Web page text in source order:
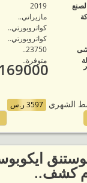
2019
مازيراتي..
كواتروبورتي..
كواتروبورتي..
23750..
متوفرة‬..
169000 ر.س
الشهري 3597 ر.س
كشف..